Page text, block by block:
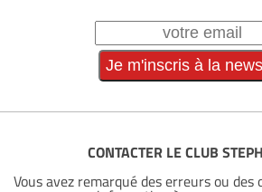
CONTACTER LE CLUB
Vous avez remarqué des erreurs ou des